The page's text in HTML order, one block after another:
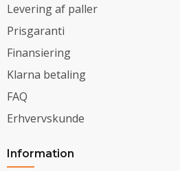
Levering af paller
Prisgaranti
Finansiering
Klarna betaling
FAQ
Erhvervskunde
Information